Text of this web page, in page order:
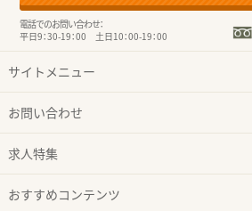
電話でのお問い合わせ：
平日9：30-19：00 土日10：00-19：00
サイトメニュー
お問い合わせ
求人特集
おすすめコンテンツ